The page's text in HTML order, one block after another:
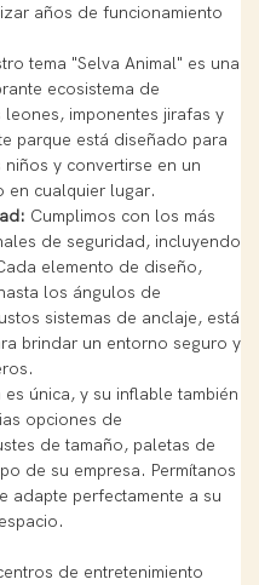
años de funcionamiento
tema "Selva Animal" es una
ecosistema de
imponentes jirafas y
parque está diseñado para
y convertirse en un
en cualquier lugar.
Cumplimos con los más
de seguridad, incluyendo
elemento de diseño,
los ángulos de
sistemas de anclaje, está
brindar un entorno seguro y
es única, y su inflable también
opciones de
de tamaño, paletas de
de su empresa. Permítanos
adapte perfectamente a su
de entretenimiento